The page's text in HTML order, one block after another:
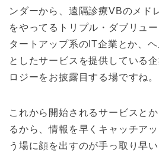
ンダーから、遠隔診療VBのメド
をやってるトリプル・ダブリュ
タートアップ系のIT企業とか、
としたサービスを提供している
ロジーをお披露目する場ですね。
これから開始されるサービスと
るから、情報を早くキャッチア
う場に顔を出すのが手っ取り早い